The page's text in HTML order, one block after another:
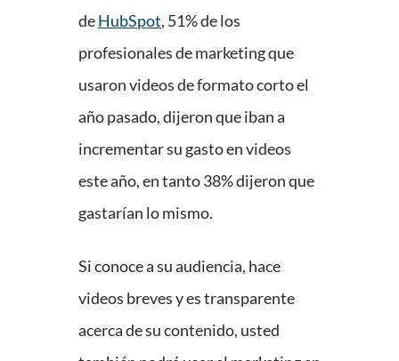
deHubSpot, 51% de los
profesionales de marketing que
usaron videos de formato corto el
año pasado, dijeron que iban a
incrementar su gasto en videos
este año, en tanto 38% dijeron que
gastarían lo mismo.
Si conoce a su audiencia, hace
videos breves y es transparente
acerca de su contenido, usted